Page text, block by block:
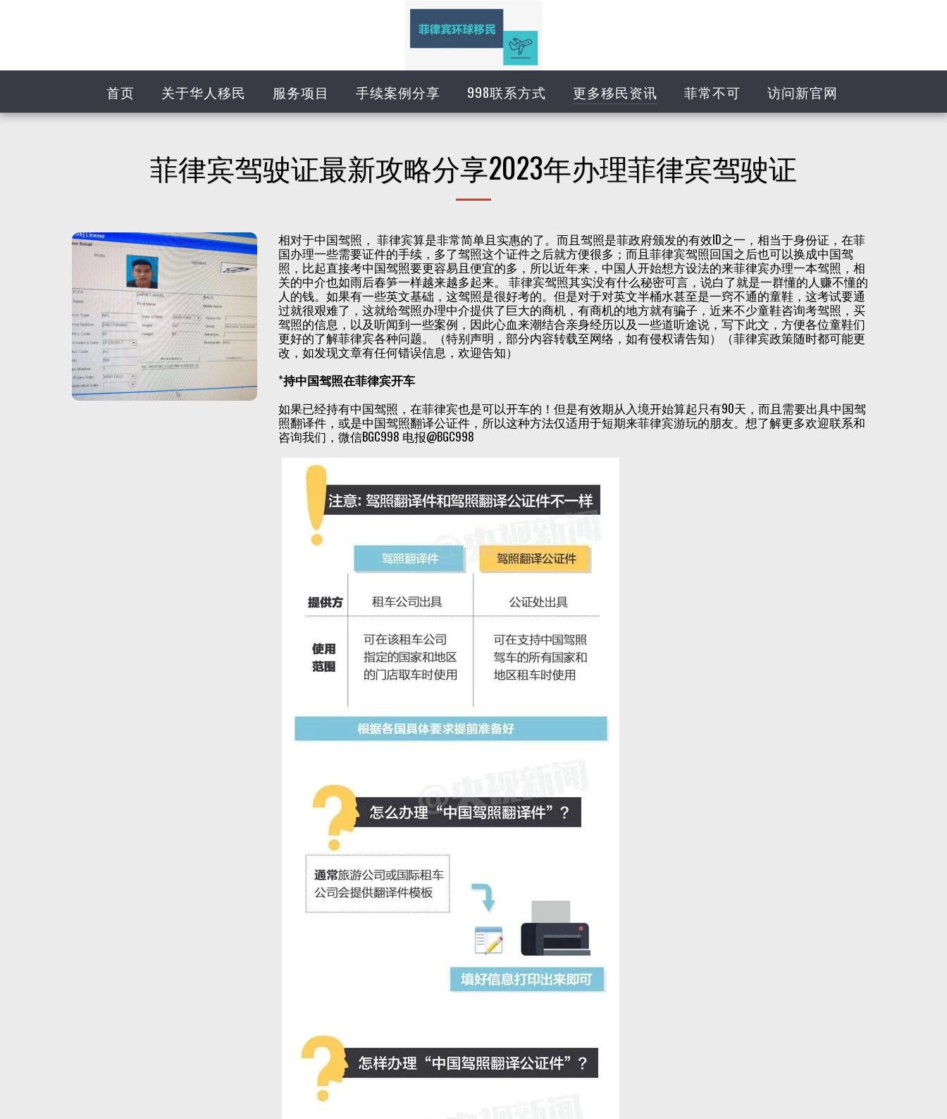
首页 关于华人移民 服务项目 手续案例分享 998联系方式 更多移民资讯 菲常不可 访问新官网
菲律宾驾驶证最新攻略分享2023年办理菲律宾驾驶证
相对于中国驾照， 菲律宾算是非常简单且实惠的了。而且驾照是菲政府颁发的有效ID之一，相当于身份证，在菲
国办理一些需要证件的手续，多了驾照这个证件之后就方便很多；而且菲律宾驾照回国之后也可以换成中国驾
照，比起直接考中国驾照要更容易且便宜的多，所以近年来，中国人开始想方设法的来菲律宾办理一本驾照，相
关的中介也如雨后春笋一样越来越多起来。 菲律宾驾照其实没有什么秘密可言，说白了就是一群懂的人赚不懂的
人的钱。如果有一些英文基础，这驾照是很好考的。但是对于对英文半桶水甚至是一窍不通的童鞋，这考试要通
过就很艰难了，这就给驾照办理中介提供了巨大的商机，有商机的地方就有骗子，近来不少童鞋咨询考驾照，买
驾照的信息，以及听闻到一些案例，因此心血来潮结合亲身经历以及一些道听途说，写下此文，方便各位童鞋们
更好的了解菲律宾各种问题。（特别声明，部分内容转载至网络，如有侵权请告知）（菲律宾政策随时都可能更
改，如发现文章有任何错误信息，欢迎告知）
*持中国驾照在菲律宾开车
如果已经持有中国驾照，在菲律宾也是可以开车的！但是有效期从入境开始算起只有90天，而且需要出具中国驾
照翻译件，或是中国驾照翻译公证件，所以这种方法仅适用于短期来菲律宾游玩的朋友。想了解更多欢迎联系和
咨询我们，微信BGC998 电报@BGC998